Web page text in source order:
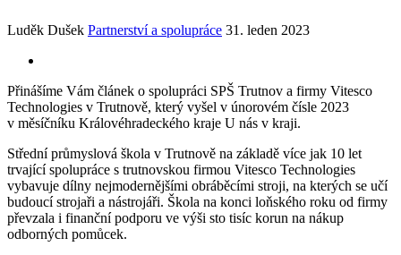
Luděk Dušek Partnerství a spolupráce 31. leden 2023
Přinášíme Vám článek o spolupráci SPŠ Trutnov a firmy Vitesco
Technologies v Trutnově, který vyšel v únorovém čísle 2023
v měsíčníku Královéhradeckého kraje U nás v kraji.
Střední průmyslová škola v Trutnově na základě více jak 10 let
trvající spolupráce s trutnovskou firmou Vitesco Technologies
vybavuje dílny nejmodernějšími obráběcími stroji, na kterých se učí
budoucí strojaři a nástrojáři. Škola na konci loňského roku od firmy
převzala i finanční podporu ve výši sto tisíc korun na nákup
odborných pomůcek.